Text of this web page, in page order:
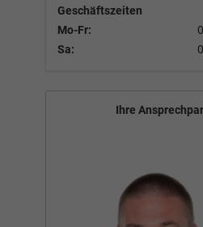
Geschäftszeiten
Mo-Fr:
Sa:
Ihre